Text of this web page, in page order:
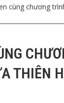
cùng chương
THIÊN